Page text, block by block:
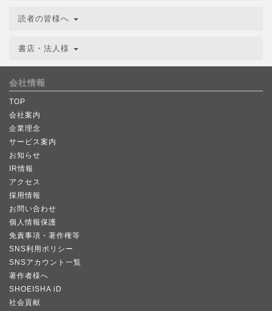
読者の皆様へ
書店・法人様
会社情報
TOP
会社案内
企業理念
サービス案内
お知らせ
IR情報
アクセス
採用情報
お問い合わせ
個人情報保護
免責事項・著作権等
SNS利用ポリシー
SNSアカウント一覧
著作者様へ
SHOEISHA iD
社会貢献